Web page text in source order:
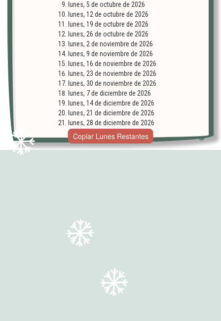
lunes, 5 de octubre de 2026
lunes, 12 de octubre de 2026
lunes, 19 de octubre de 2026
lunes, 26 de octubre de 2026
lunes, 2 de noviembre de 2026
lunes, 9 de noviembre de 2026
lunes, 16 de noviembre de 2026
lunes, 23 de noviembre de 2026
lunes, 30 de noviembre de 2026
lunes, 7 de diciembre de 2026
lunes, 14 de diciembre de 2026
lunes, 21 de diciembre de 2026
lunes, 28 de diciembre de 2026
Copiar Lunes Restantes